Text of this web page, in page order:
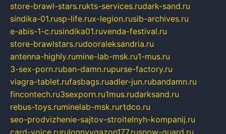
store-brawl-stars.rukts-services.rudark-sand.ru
sindika-01.rusp-life.rux-legion.rusib-archives.ru
e-abis-1-c.rusindika01.ruvenda-festival.ru
store-brawlstars.rudooraleksandria.ru
antenna-highly.rumine-lab-msk.ru1-mus.ru
3-sex-porn.ruban-damn.rupurse-factory.ru
viagra-tablet.rufasbags.ruadler-jun.rubandamn.ru
fincontech.ru3sexporn.ru1mus.rudarksand.ru
rebus-toys.ruminelab-msk.rurtdco.ru
seo-prodvizhenie-sajtov-stroitelnyh-kompanij.ru
card-voice.rurulonnyygazon177.rusnow-guard.ru